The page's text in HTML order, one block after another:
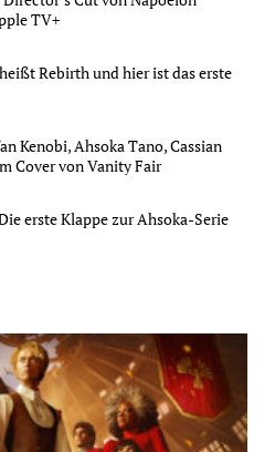
TV+
Rebirth und hier ist das erste
Kenobi, Ahsoka Tano, Cassian
Cover von Vanity Fair
erste Klappe zur Ahsoka-Serie